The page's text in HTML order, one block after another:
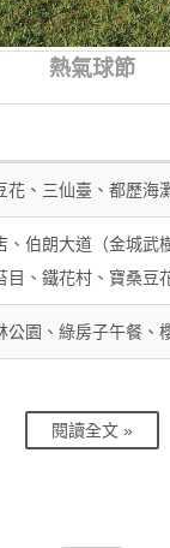
熱氣球節
花、三仙臺、都歷海
伯朗大道（金城武
目、鐵花村、寶桑豆
公園、綠房子午餐、
閱讀全文 »